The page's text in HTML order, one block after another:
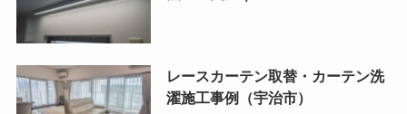
レースカーテン取替・カーテン洗
濯施工事例（宇治市）